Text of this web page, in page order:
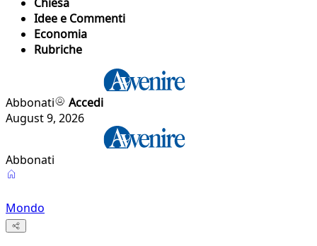
Idee e Commenti
Economia
Rubriche
Abbonati
Accedi
August 9, 2026
Abbonati
Mondo